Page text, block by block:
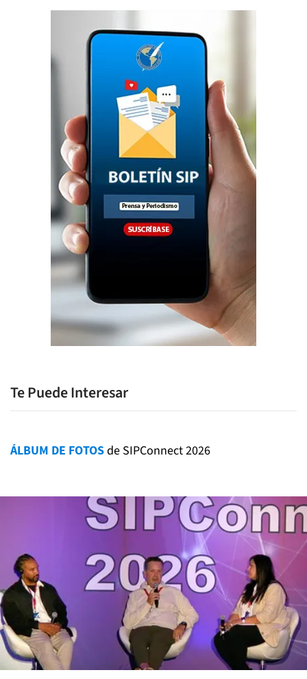
Te Puede Interesar
ÁLBUM DE FOTOSde SIPConnect 2026